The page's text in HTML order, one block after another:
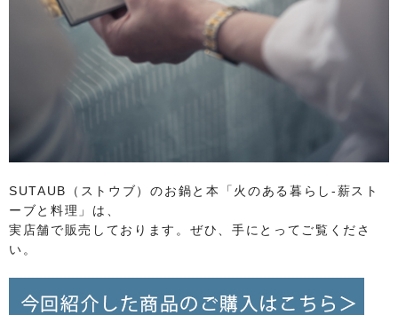
SUTAUB（ストウブ）のお鍋と本「火のある暮らし-薪スト
ーブと料理」は、
実店舗で販売しております。ぜひ、手にとってご覧くださ
い。